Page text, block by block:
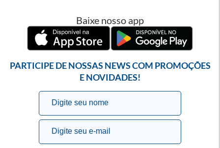
Baixe nosso app
PARTICIPE DE NOSSAS NEWS COM PROMOÇÕES
E NOVIDADES!